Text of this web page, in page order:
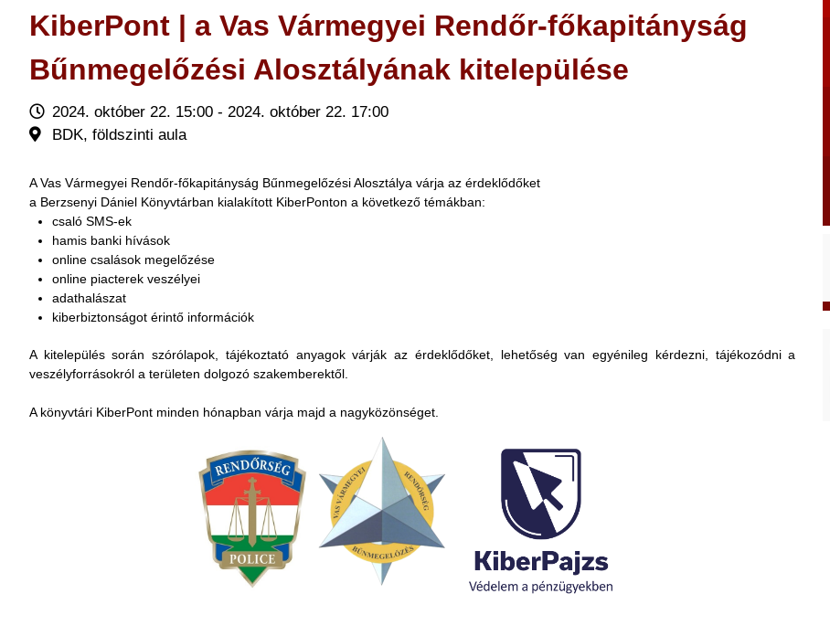
KiberPont | a Vas Vármegyei Rendőr-főkapitányság
Bűnmegelőzési Alosztályának kitelepülése
2024. október 22. 15:00 - 2024. október 22. 17:00
BDK, földszinti aula
A Vas Vármegyei Rendőr-főkapitányság Bűnmegelőzési Alosztálya várja az érdeklődőket
a Berzsenyi Dániel Könyvtárban kialakított KiberPonton a következő témákban:
csaló SMS-ek
hamis banki hívások
online csalások megelőzése
online piacterek veszélyei
adathalászat
kiberbiztonságot érintő információk
A kitelepülés során szórólapok, tájékoztató anyagok várják az érdeklődőket, lehetőség van egyénileg kérdezni, tájékozódni a
veszélyforrásokról a területen dolgozó szakemberektől.
A könyvtári KiberPont minden hónapban várja majd a nagyközönséget.